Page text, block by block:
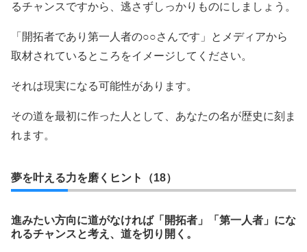
るチャンスですから、逃さずしっかりものにしましょう。
「開拓者であり第一人者の○○さんです」とメディアから
取材されているところをイメージしてください。
それは現実になる可能性があります。
その道を最初に作った人として、あなたの名が歴史に刻ま
れます。
夢を叶える力を磨くヒント（18）
進みたい方向に道がなければ「開拓者」「第一人者」にな
れるチャンスと考え、道を切り開く。